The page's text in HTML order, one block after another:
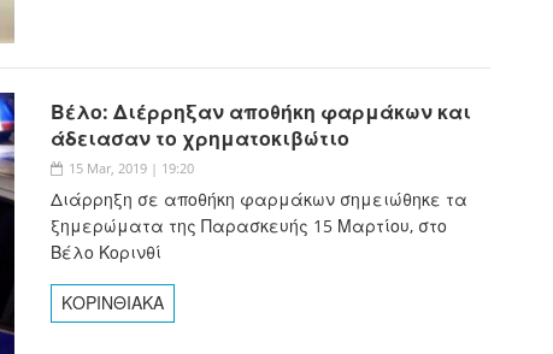
Βέλο: Διέρρηξαν αποθήκη φαρμάκων και
άδειασαν το χρηματοκιβώτιο
15 Mar, 2019 | 19:20
Διάρρηξη σε αποθήκη φαρμάκων σημειώθηκε τα
ξημερώματα της Παρασκευής 15 Μαρτίου, στο
Βέλο Κορινθί
ΚΟΡΙΝΘΙΑΚΑ